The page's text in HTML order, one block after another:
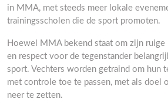
in MMA, met steeds meer lokale
trainingsscholen die de sport promoten.
Hoewel MMA bekend staat om zijn ruige
en respect voor de tegenstander
sport. Vechters worden getraind om hun
met controle toe te passen, met als doel
neer te zetten.